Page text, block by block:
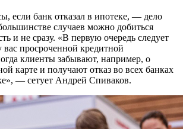
если банк отказал в ипотеке, — дело
случаев можно добиться
и не сразу. «В первую очередь следует
вас просроченной кредитной
клиенты забывают, например, о
карте и получают отказ во всех банках
— сетует Андрей Спиваков.